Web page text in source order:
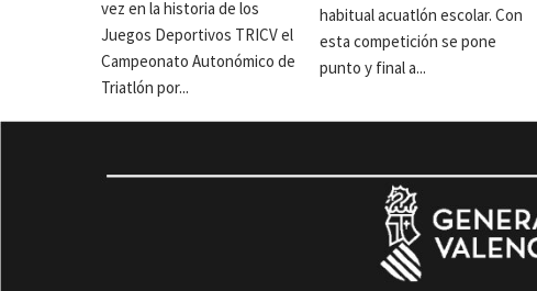
vez en la historia de los
Juegos Deportivos TRICV el
Campeonato Autonómico de
Triatlón por...
habitual acuatlón escolar. Con
esta competición se pone
punto y final a...